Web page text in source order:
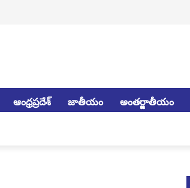
ఆంధ్రప్రదేశ్ జాతీయం అంతర్జాతీయం